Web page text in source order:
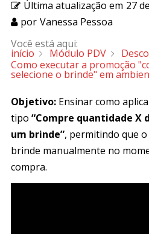
Última atualização em 27
por Vanessa Pessoa
Você está aqui:
início Módulo PDV
Como executar a promoção
selecione o brinde" em
Objetivo: Ensinar como
tipo “Compre quantidade X
um brinde”, permitindo que
brinde manualmente no
compra.